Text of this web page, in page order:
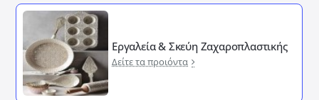
Εργαλεία & Σκεύη Ζαχαροπλαστικής
Δείτε τα προιόντα